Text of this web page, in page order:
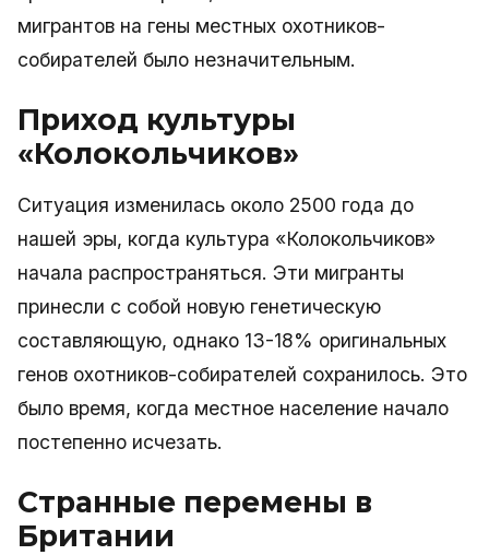
мигрантов на гены местных охотников-
собирателей было незначительным.
Приход культуры
«Колокольчиков»
Ситуация изменилась около 2500 года до
нашей эры, когда культура «Колокольчиков»
начала распространяться. Эти мигранты
принесли с собой новую генетическую
составляющую, однако 13-18% оригинальных
генов охотников-собирателей сохранилось. Это
было время, когда местное население начало
постепенно исчезать.
Странные перемены в
Британии